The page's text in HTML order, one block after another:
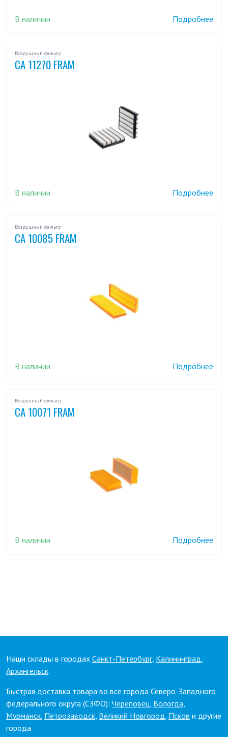
В наличии Подробнее
Воздушный фильтр
CA 11270 FRAM
В наличии Подробнее
Воздушный фильтр
CA 10085 FRAM
В наличии Подробнее
Воздушный фильтр
CA 10071 FRAM
В наличии Подробнее
Наши склады в городах Санкт-Петербург, Калининград,
Архангельск.
Быстрая доставка товара во все города Северо-Западного
федерального округа (СЗФО): Череповец, Вологда,
Мурманск, Петрозаводск, Великий Новгород, Псков и другие
города